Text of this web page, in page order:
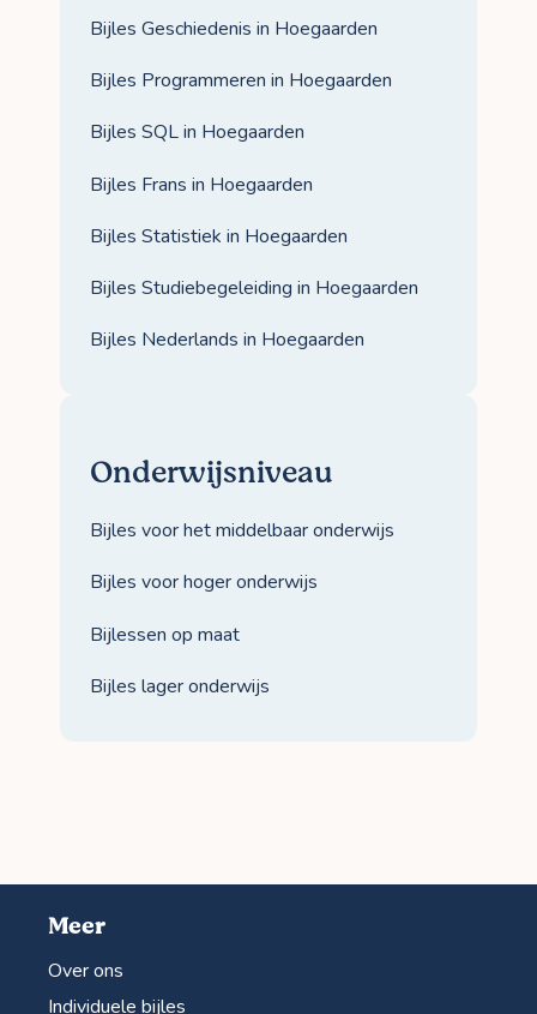
Bijles Geschiedenis in Hoegaarden
Bijles Programmeren in Hoegaarden
Bijles SQL in Hoegaarden
Bijles Frans in Hoegaarden
Bijles Statistiek in Hoegaarden
Bijles Studiebegeleiding in Hoegaarden
Bijles Nederlands in Hoegaarden
Onderwijsniveau
Bijles voor het middelbaar onderwijs
Bijles voor hoger onderwijs
Bijlessen op maat
Bijles lager onderwijs
Meer
Over ons
Individuele bijles